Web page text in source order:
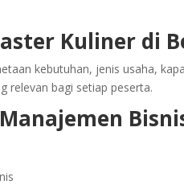
Kuliner di
kebutuhan, jenis usaha,
relevan bagi setiap peserta.